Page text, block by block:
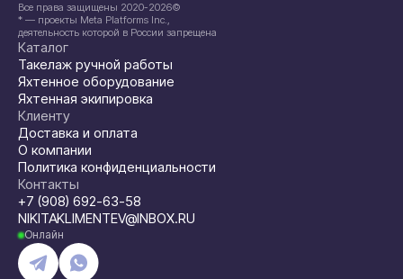
Все права защищены 2020-2026©
* — проекты Meta Platforms Inc.,
деятельность которой в России запрещена
Каталог
Такелаж ручной работы
Яхтенное оборудование
Яхтенная экипировка
Клиенту
Доставка и оплата
О компании
Политика конфиденциальности
Контакты
+7 (908) 692-63-58
NIKITAKLIMENTEV@INBOX.RU
Онлайн